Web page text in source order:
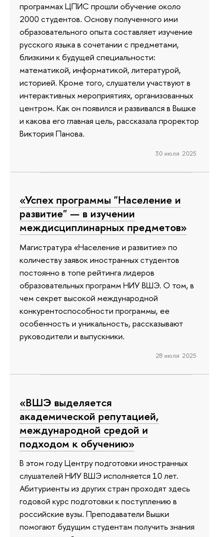
программах ЦПИС прошли обучение около
2000 студентов. Основу полученного ими
образовательного опыта составляет изучение
русского языка в сочетании с предметами,
близкими к будущей специальности:
математикой, информатикой, литературой,
историей. Кроме того, слушатели участвуют в
интерактивных мероприятиях, организованных
центром. Как он появился и развивался в Вышке
и какова его главная цель, рассказала проректор
Виктория Панова.
30 июля 2025
«Успех программы "Население и
развитие" — в изучении
междисциплинарных предметов»
Магистратура «Население и развитие» по
количеству заявок иностранных студентов
постоянно в топе рейтинга лидеров
образовательных программ НИУ ВШЭ. О том, в
чем секрет высокой международной
конкурентоспособности программы, ее
особенность и уникальность, рассказывают
руководители и выпускники.
28 июля 2025
«ВШЭ выделяется
академической репутацией,
международной средой и
подходом к обучению»
В этом году Центру подготовки иностранных
слушателей НИУ ВШЭ исполняется 10 лет.
Абитуриенты из других стран проходят здесь
годовой курс подготовки к поступлению в
российские вузы. Преподаватели Вышки
помогают будущим студентам получить знания